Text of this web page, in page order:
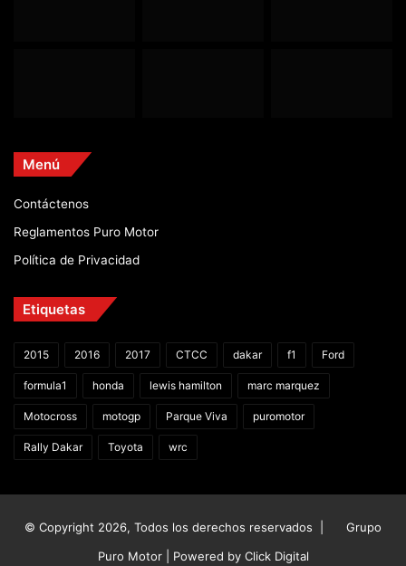
Menú
Contáctenos
Reglamentos Puro Motor
Política de Privacidad
Etiquetas
2015 2016 2017 CTCC dakar f1 Ford
formula1 honda lewis hamilton marc marquez
Motocross motogp Parque Viva puromotor
Rally Dakar Toyota wrc
© Copyright 2026, Todos los derechos reservados |
Grupo
Puro Motor | Powered by Click Digital